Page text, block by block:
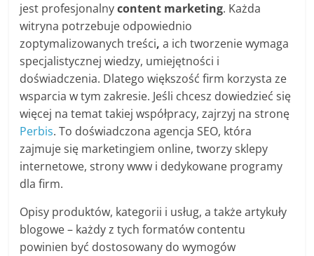
jest profesjonalnycontent marketing. Każda
witryna potrzebuje odpowiednio
zoptymalizowanych treści, a ich tworzenie wymaga
specjalistycznej wiedzy, umiejętności i
doświadczenia. Dlatego większość firm korzysta ze
wsparcia w tym zakresie. Jeśli chcesz dowiedzieć się
więcej na temat takiej współpracy, zajrzyj na stronę
Perbis. To doświadczona agencja SEO, która
zajmuje się marketingiem online, tworzy sklepy
internetowe, strony www i dedykowane programy
dla firm.
Opisy produktów, kategorii i usług, a także artykuły
blogowe – każdy z tych formatów contentu
powinien być dostosowany do wymogów